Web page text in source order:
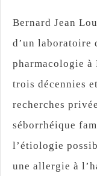
Bernard Jean
d’un laboratoire
pharmacologie à
trois décennies
recherches
séborrhéique
l’étiologie
une allergie à